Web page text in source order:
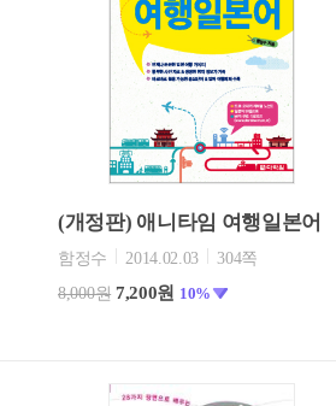
(개정판) 애니타임 여행일본어
함정수 2014.02.03
304쪽
8,000원 7,200원 10%